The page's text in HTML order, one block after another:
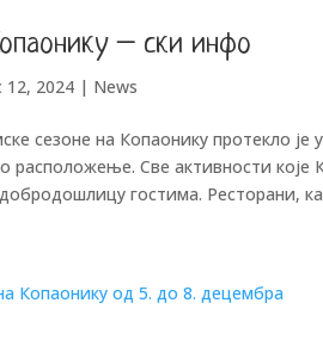
– ски инфо
12, 2024 | News
сезоне на Копаонику протекло је
расположење. Све активности
гостима. Ресторани,